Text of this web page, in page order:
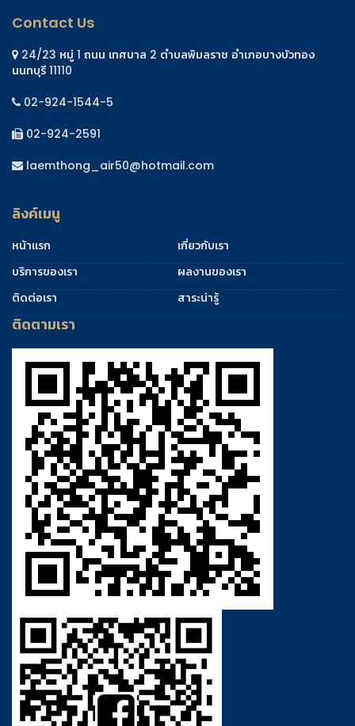
Contact Us
24/23 หมู่ 1 ถนน เทศบาล 2 ตำบลพิมลราช อำเภอบางบัวทอง
นนทบุรี 11110
02-924-1544-5
02-924-2591
laemthong_air50@hotmail.com
ลิงค์เมนู
หน้าแรก
เกี่ยวกับเรา
บริการของเรา
ผลงานของเรา
ติดต่อเรา
สาระน่ารู้
ติดตามเรา